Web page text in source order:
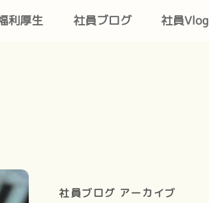
利厚生 社員ブログ 社員Vlog
社員ブログ アーカイブ